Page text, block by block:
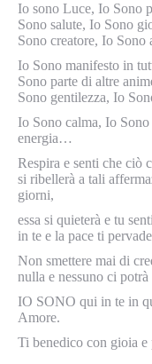
Io sono Luce, Io Sono
Sono salute, Io Sono
Sono creatore, Io
Io Sono manifesto in
Sono parte di altre
Sono gentilezza, Io
Io Sono calma, Io
energia…
Respira e senti che ciò
si ribellerà a tali
giorni,
essa si quieterà e tu
in te e la pace ti
Non smettere mai di
nulla e nessuno ci potrà
IO SONO qui in te in
Amore.
Ti benedico con gioia e